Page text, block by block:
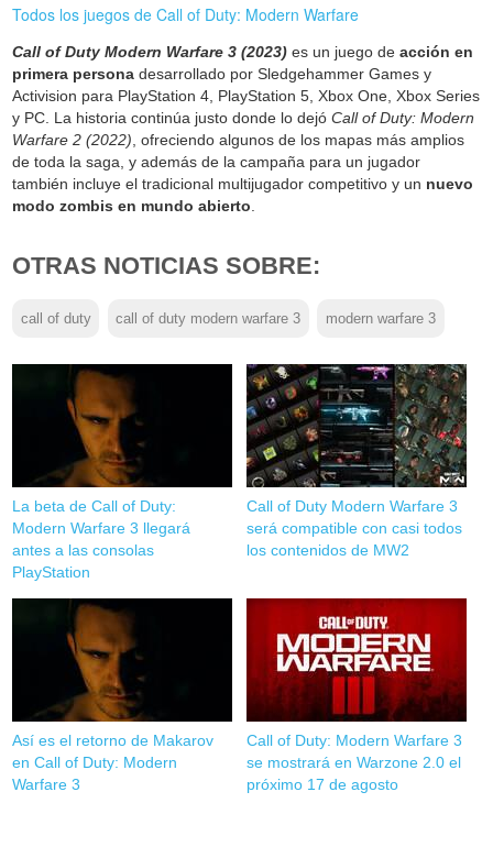
Todos los juegos de Call of Duty: Modern Warfare
Call of Duty Modern Warfare 3 (2023) es un juego deacción en
primera persona desarrollado por Sledgehammer Games y
Activision para PlayStation 4, PlayStation 5, Xbox One, Xbox Series
y PC. La historia continúa justo donde lo dejóCall of Duty: Modern
Warfare 2 (2022) , ofreciendo algunos de los mapas más amplios
de toda la saga, y además de la campaña para un jugador
también incluye el tradicional multijugador competitivo y un nuevo
modo zombis en mundo abierto
OTRAS NOTICIAS SOBRE:
call of duty call of duty modern warfare 3 modern warfare 3
La beta de Call of Duty:
Modern Warfare 3 llegará
antes a las consolas
PlayStation
Call of Duty Modern Warfare 3
será compatible con casi todos
los contenidos de MW2
Así es el retorno de Makarov
en Call of Duty: Modern
Warfare 3
Call of Duty: Modern Warfare 3
se mostrará en Warzone 2.0 el
próximo 17 de agosto